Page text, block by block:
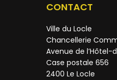
CONTACT
Ville du Locle
Chancellerie
Avenue de l’Hôtel-
Case postale 656
2400 Le Locle